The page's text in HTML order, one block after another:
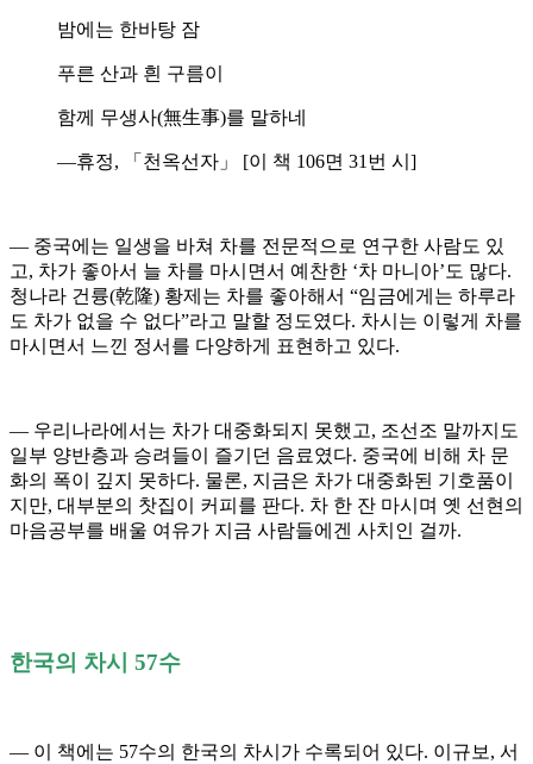
밤에는 한바탕 잠
푸른 산과 흰 구름이
함께 무생사(無生事)를 말하네
―휴정, 「천옥선자」 [이 책 106면 31번 시]
― 중국에는 일생을 바쳐 차를 전문적으로 연구한 사람도 있
고, 차가 좋아서 늘 차를 마시면서 예찬한 ‘차 마니아’도 많다.
청나라 건륭(乾隆) 황제는 차를 좋아해서 “임금에게는 하루라
도 차가 없을 수 없다”라고 말할 정도였다. 차시는 이렇게 차를
마시면서 느낀 정서를 다양하게 표현하고 있다.
― 우리나라에서는 차가 대중화되지 못했고, 조선조 말까지도
일부 양반층과 승려들이 즐기던 음료였다. 중국에 비해 차 문
화의 폭이 깊지 못하다. 물론, 지금은 차가 대중화된 기호품이
지만, 대부분의 찻집이 커피를 판다. 차 한 잔 마시며 옛 선현의
마음공부를 배울 여유가 지금 사람들에겐 사치인 걸까.
한국의 차시 57수
― 이 책에는 57수의 한국의 차시가 수록되어 있다. 이규보, 서